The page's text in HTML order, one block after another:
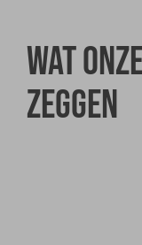
Wat
zeggen